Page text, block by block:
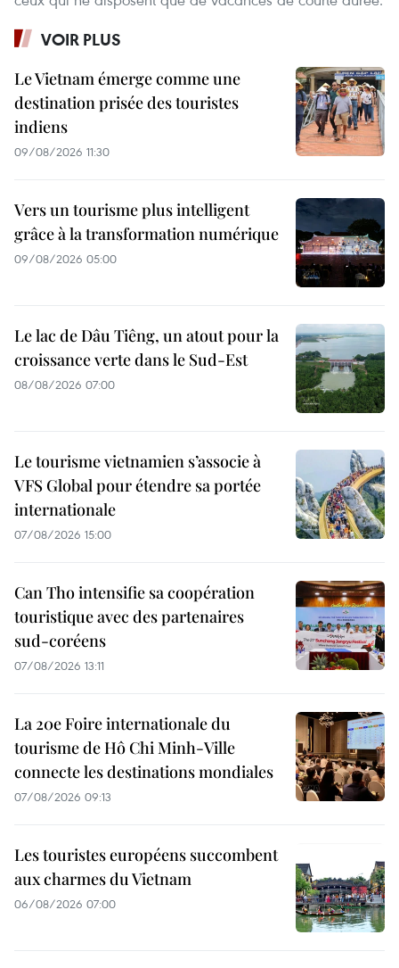
VOIR PLUS
Le Vietnam émerge comme une
destination prisée des touristes
indiens
09/08/2026 11:30
Vers un tourisme plus intelligent
grâce à la transformation numérique
09/08/2026 05:00
Le lac de Dâu Tiêng, un atout pour la
croissance verte dans le Sud-Est
08/08/2026 07:00
Le tourisme vietnamien s’associe à
VFS Global pour étendre sa portée
internationale
07/08/2026 15:00
Can Tho intensifie sa coopération
touristique avec des partenaires
sud-coréens
07/08/2026 13:11
La 20e Foire internationale du
tourisme de Hô Chi Minh-Ville
connecte les destinations mondiales
07/08/2026 09:13
Les touristes européens succombent
aux charmes du Vietnam
06/08/2026 07:00